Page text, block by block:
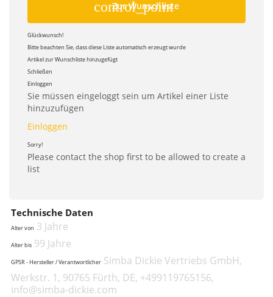
control_point
Zur Wunschliste
Glückwunsch!
Bitte beachten Sie, dass diese Liste automatisch erzeugt wurde
Artikel zur Wunschliste hinzugefügt
Schließen
Einloggen
Sie müssen eingeloggt sein um Artikel einer Liste
hinzuzufügen
Einloggen
Sorry!
Please contact the shop first to be allowed to create a
list
Technische Daten
Alter von 3 Jahre
Alter bis 99 Jahre
GPSR - Hersteller / Verantwortlicher Simba Dickie Vertriebs GmbH,
Werkstr. 1, 90765 Fürth, DE, +499119765156,
info@simba-dickie.com